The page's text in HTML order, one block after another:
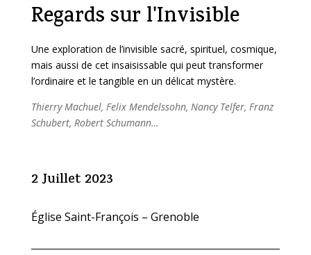
Regards sur l'Invisible
Une exploration de l’invisible sacré, spirituel, cosmique,
mais aussi de cet insaisissable qui peut transformer
l’ordinaire et le tangible en un délicat mystère.
Thierry Machuel, Felix Mendelssohn, Nancy Telfer, Franz
Schubert, Robert Schumann…
2 Juillet 2023
Église Saint-François – Grenoble